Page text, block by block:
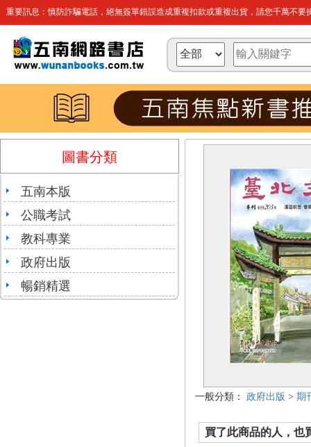
重要訊息：慎防詐騙電話，絕無簽單錯誤造成重複扣款或重複出貨，請您千萬不要
圖書分類
五南本版
公職考試
教科專業
政府出版
暢銷精選
一般分類： 政府出版 > 期
買了此商品的人，也